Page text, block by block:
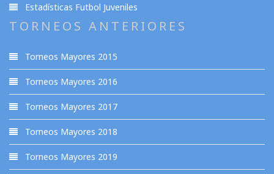
Estadísticas Futbol Juveniles
TORNEOS ANTERIORES
Torneos Mayores 2015
Torneos Mayores 2016
Torneos Mayores 2017
Torneos Mayores 2018
Torneos Mayores 2019